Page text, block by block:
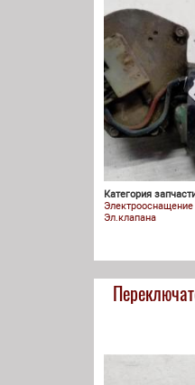
Категория
Эл.клапана